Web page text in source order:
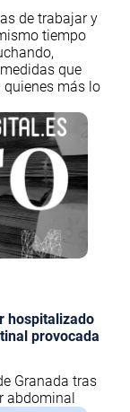
de trabajar y
tiempo
que
quienes más lo
hospitalizado
provocada
Granada tras
abdominal